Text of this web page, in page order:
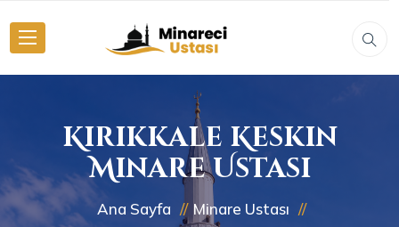
Kırıkkale Keskin
Minare Ustası
Ana Sayfa Minare Ustası